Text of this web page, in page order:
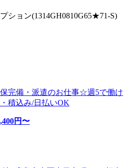
ション(1314GH0810G65★71-S)
保完備・派遣のお仕事☆週5で働け
積込み/日払いOK
円〜